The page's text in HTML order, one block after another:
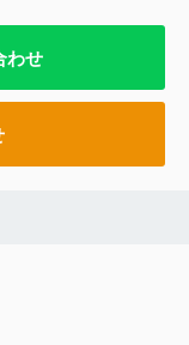
わせ